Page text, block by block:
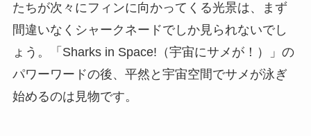
たちが次々にフィンに向かってくる光景は、まず
間違いなくシャークネードでしか見られないでし
ょう。「Sharks in Space!（宇宙にサメが！）」の
パワーワードの後、平然と宇宙空間でサメが泳ぎ
始めるのは見物です。